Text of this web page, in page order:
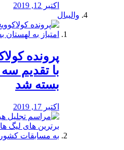
اکتبر 12, 2019
والیبال
پرونده
با تقدیم سه
بسته شد
اکتبر 17, 2019